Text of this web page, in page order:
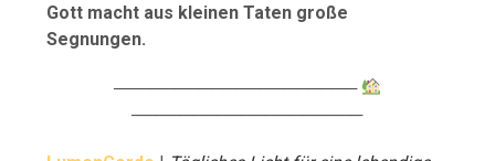
Gott macht aus kleinen Taten große
Segnungen.
────────────────────
───────────────────